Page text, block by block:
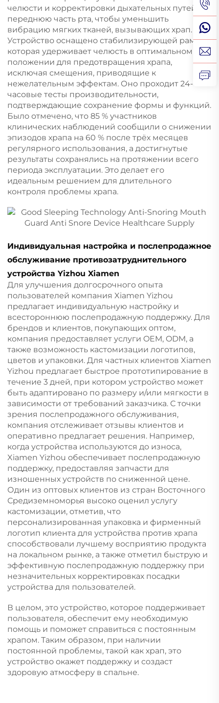
челюсти и корректировки дыхательных путей в
переднюю часть рта, чтобы уменьшить
вибрацию мягких тканей, вызывающих храп.
Устройство оснащено стабилизирующей рамой,
которая удерживает челюсть в оптимальном
положении для предотвращения храпа,
исключая смещения, приводящие к
нежелательным эффектам. Оно проходит 24-
часовые тесты производительности,
подтверждающие сохранение формы и функций.
Было отмечено, что 85 % участников
клинических наблюдений сообщили о снижении
эпизодов храпа на 60 % после трёх месяцев
регулярного использования, а достигнутые
результаты сохранялись на протяжении всего
периода эксплуатации. Это делает его
идеальным решением для длительного
контроля проблемы храпа.
Индивидуальная настройка и послепродажное
обслуживание противозатруднительного
устройства Yizhou Xiamen
Для улучшения долгосрочного опыта
пользователей компания Xiamen Yizhou
предлагает индивидуальную настройку и
всестороннюю послепродажную поддержку. Для
брендов и клиентов, покупающих оптом,
компания предоставляет услуги OEM, ODM, а
также возможность кастомизации логотипов,
цветов и упаковки. Для частных клиентов Xiamen
Yizhou предлагает быстрое прототипирование в
течение 3 дней, при котором устройство может
быть адаптировано по размеру и/или мягкости в
зависимости от требований заказчика. С точки
зрения послепродажного обслуживания,
компания отслеживает отзывы клиентов и
оперативно предлагает решения. Например,
когда устройства используются до износа,
Xiamen Yizhou обеспечивает послепродажную
поддержку, предоставляя запчасти для
изношенных устройств по сниженной цене.
Один из оптовых клиентов из стран Восточного
Средиземноморья высоко оценил услугу
кастомизации, отметив, что
персонализированная упаковка и фирменный
логотип клиента для устройства против храпа
способствовали лучшему восприятию продукта
на локальном рынке, а также отметил быструю и
эффективную послепродажную поддержку при
незначительных корректировках посадки
устройства для пользователей.
В целом, это устройство, которое поддерживает
пользователя, обеспечит ему необходимую
помощь и поможет справиться с постоянным
храпом. Таким образом, при наличии
постоянной проблемы, такой как храп, это
устройство окажет поддержку и создаст
здоровую атмосферу в спальне.